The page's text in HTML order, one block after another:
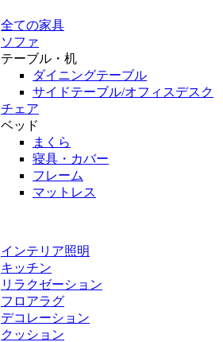
全ての家具
ソファ
テーブル・机
ダイニングテーブル
サイドテーブル/オフィスデスク
チェア
ベッド
まくら
寝具・カバー
フレーム
マットレス
インテリア照明
キッチン
リラクゼーション
フロアラグ
デコレーション
クッション